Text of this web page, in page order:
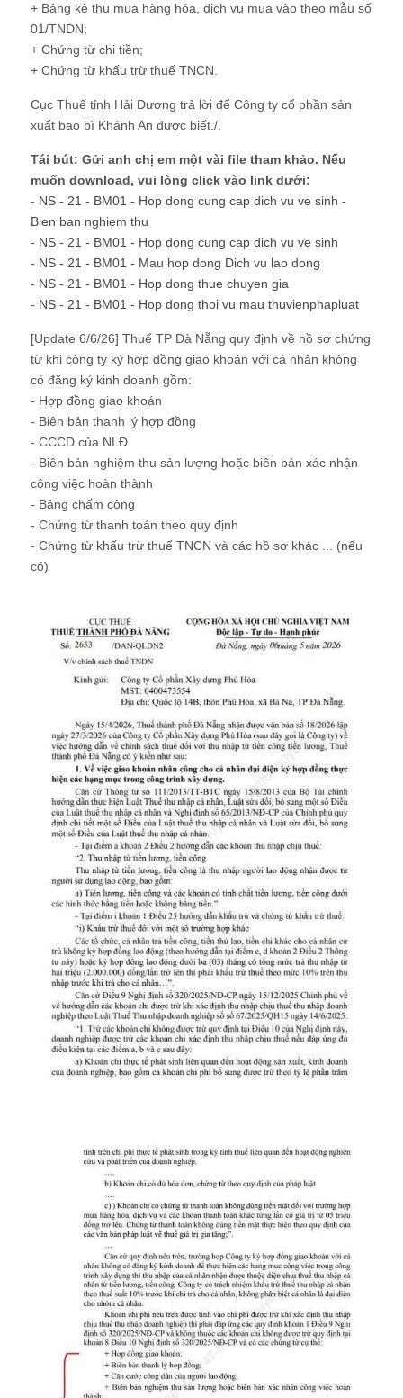
+ Bảng kê thu mua hàng hóa, dịch vụ mua vào theo mẫu số
01/TNDN;
+ Chứng từ chi tiền;
+ Chứng từ khấu trừ thuế TNCN.
Cục Thuế tỉnh Hải Dương trả lời để Công ty cổ phần sản
xuất bao bì Khánh An được biết./.
Tái bút: Gửi anh chị em một vài file tham khảo. Nếu
muốn download, vui lòng click vào link dưới:
- NS - 21 - BM01 - Hop dong cung cap dich vu ve sinh -
Bien ban nghiem thu
- NS - 21 - BM01 - Hop dong cung cap dich vu ve sinh
- NS - 21 - BM01 - Mau hop dong Dich vu lao dong
- NS - 21 - BM01 - Hop dong thue chuyen gia
- NS - 21 - BM01 - Hop dong thoi vu mau thuvienphapluat
[Update 6/6/26] Thuế TP Đà Nẵng quy định về hồ sơ chứng
từ khi công ty ký hợp đồng giao khoán với cá nhân không
có đăng ký kinh doanh gồm:
- Hợp đồng giao khoán
- Biên bản thanh lý hợp đồng
- CCCD của NLĐ
- Biên bản nghiệm thu sản lượng hoặc biên bản xác nhận
công việc hoàn thành
- Bảng chấm công
- Chứng từ thanh toán theo quy định
- Chứng từ khấu trừ thuế TNCN và các hồ sơ khác ... (nếu
có)